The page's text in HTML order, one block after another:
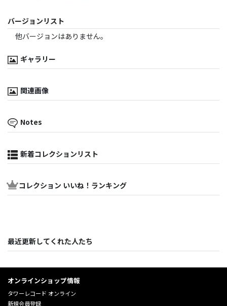
バージョンリスト
他バージョンはありません。
ギャラリー
関連画像
Notes
新着コレクションリスト
コレクション いいね！ランキング
最近更新してくれた人たち
オンラインショップ情報
タワーレコード オンライン
新規会員登録